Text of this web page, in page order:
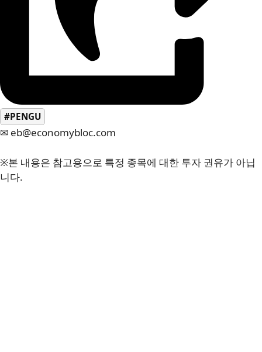
#PENGU
✉ eb@economybloc.com
※본 내용은 참고용으로 특정 종목에 대한 투자 권유가 아닙
니다.